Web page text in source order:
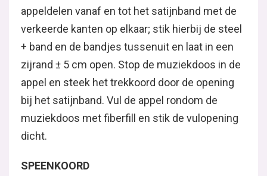
appeldelen vanaf en tot het satijnband met de
verkeerde kanten op elkaar; stik hierbij de steel
+ band en de bandjes tussenuit en laat in een
zijrand ± 5 cm open. Stop de muziekdoos in de
appel en steek het trekkoord door de opening
bij het satijnband. Vul de appel rondom de
muziekdoos met fiberfill en stik de vulopening
dicht.
SPEENKOORD